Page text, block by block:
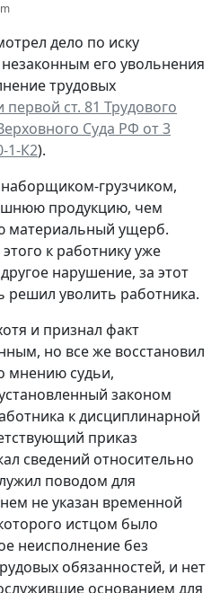
дело по иску
его увольнения
трудовых
первой ст. 81 Трудового
Суда РФ от 3
1-К2).
грузчиком,
продукцию, чем
материальный ущерб.
к работнику уже
нарушение, за этот
решил уволить работника.
и признал факт
но все же восстановил
мнению судьи,
законом
к дисциплинарной
приказ
сведений относительно
поводом для
не указан временной
истцом было
неисполнение без
обязанностей, и нет
основанием для